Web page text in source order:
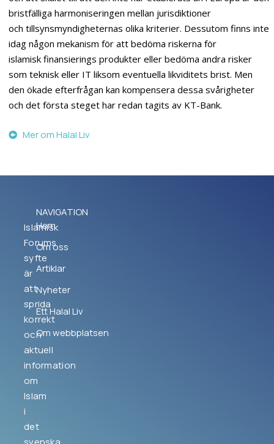
bristfälliga harmoniseringen mellan jurisdiktioner
och tillsynsmyndigheternas olika kriterier. Dessutom finns inte
idag någon mekanism för att bedöma riskerna för
islamisk finansierings produkter eller bedöma andra risker
som teknisk eller IT liksom eventuella likviditets brist. Men
den ökade efterfrågan kan kompensera dessa svårigheter
och det första steget har redan tagits av KT-Bank.
Mer om Halal Liv
Islamisk
Forums
syfte
är
att
sprida
korrekt
och
aktuell
information
om
Islam
i
det
NAVIGATION
Hem
Om oss
Artiklar
Nyheter
Ett Halal Liv
Om webbplatsen